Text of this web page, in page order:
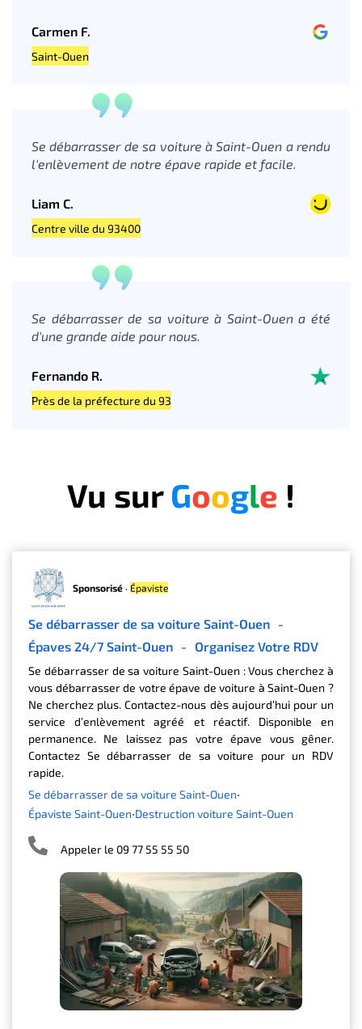
Carmen F.
Saint-Ouen
Se débarrasser de sa voiture à Saint-Ouen a rendu
l'enlèvement de notre épave rapide et facile.
Liam C.
Centre ville du 93400
Se débarrasser de sa voiture à Saint-Ouen a été
d'une grande aide pour nous.
Fernando R.
Près de la préfecture du 93
Vu surGoogle !
Sponsorisé · Épaviste
Se débarrasser de sa voiture Saint-Ouen -
Épaves 24/7 Saint-Ouen - Organisez Votre RDV
Se débarrasser de sa voiture Saint-Ouen : Vous cherchez à
vous débarrasser de votre épave de voiture à Saint-Ouen ?
Ne cherchez plus. Contactez-nous dès aujourd’hui pour un
service d’enlèvement agréé et réactif. Disponible en
permanence. Ne laissez pas votre épave vous gêner.
Contactez Se débarrasser de sa voiture pour un RDV
rapide.
Se débarrasser de sa voiture Saint-Ouen
Épaviste Saint-Ouen
Destruction voiture Saint-Ouen
Appeler le 09 77 55 55 50